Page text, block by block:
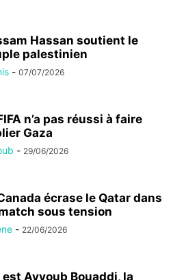
Hassan soutient le
palestinien
- 07/07/2026
n’a pas réussi à faire
Gaza
- 29/06/2026
écrase le Qatar dans
sous tension
- 22/06/2026
est Ayyoub Bouaddi, la